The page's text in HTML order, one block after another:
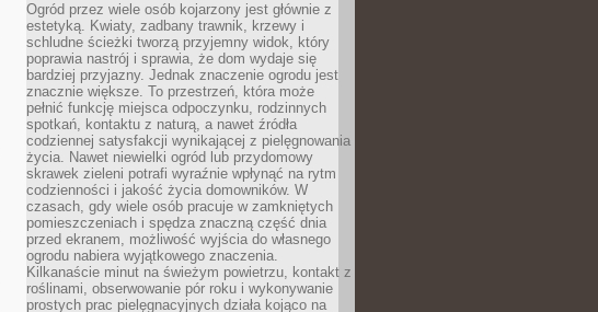
Ogród przez wiele osób kojarzony jest głównie z
estetyką. Kwiaty, zadbany trawnik, krzewy i
schludne ścieżki tworzą przyjemny widok, który
poprawia nastrój i sprawia, że dom wydaje się
bardziej przyjazny. Jednak znaczenie ogrodu jest
znacznie większe. To przestrzeń, która może
pełnić funkcję miejsca odpoczynku, rodzinnych
spotkań, kontaktu z naturą, a nawet źródła
codziennej satysfakcji wynikającej z pielęgnowania
życia. Nawet niewielki ogród lub przydomowy
skrawek zieleni potrafi wyraźnie wpłynąć na rytm
codzienności i jakość życia domowników. W
czasach, gdy wiele osób pracuje w zamkniętych
pomieszczeniach i spędza znaczną część dnia
przed ekranem, możliwość wyjścia do własnego
ogrodu nabiera wyjątkowego znaczenia.
Kilkanaście minut na świeżym powietrzu, kontakt z
roślinami, obserwowanie pór roku i wykonywanie
prostych prac pielęgnacyjnych działa kojąco na